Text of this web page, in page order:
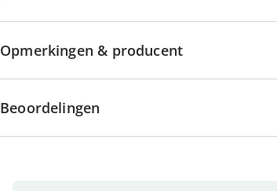
Opmerkingen & producent
Beoordelingen